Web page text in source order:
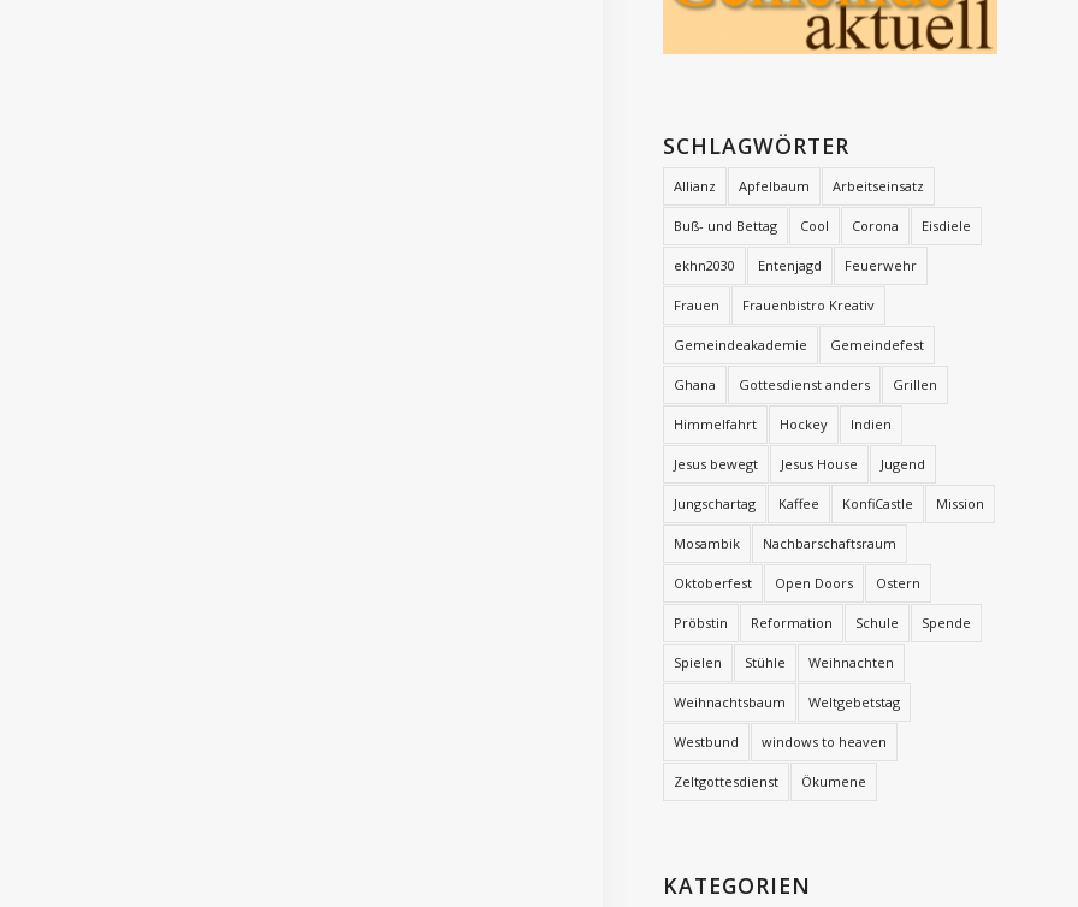
SCHLAGWÖRTER
Allianz Apfelbaum Arbeitseinsatz
Buß- und Bettag Cool Corona Eisdiele
ekhn2030 Entenjagd Feuerwehr
Frauen Frauenbistro Kreativ
Gemeindeakademie Gemeindefest
Ghana Gottesdienst anders Grillen
Himmelfahrt Hockey Indien
Jesus bewegt Jesus House Jugend
Jungschartag Kaffee KonfiCastle Mission
Mosambik Nachbarschaftsraum
Oktoberfest Open Doors Ostern
Pröbstin Reformation Schule Spende
Spielen Stühle Weihnachten
Weihnachtsbaum Weltgebetstag
Westbund windows to heaven
Zeltgottesdienst Ökumene
KATEGORIEN